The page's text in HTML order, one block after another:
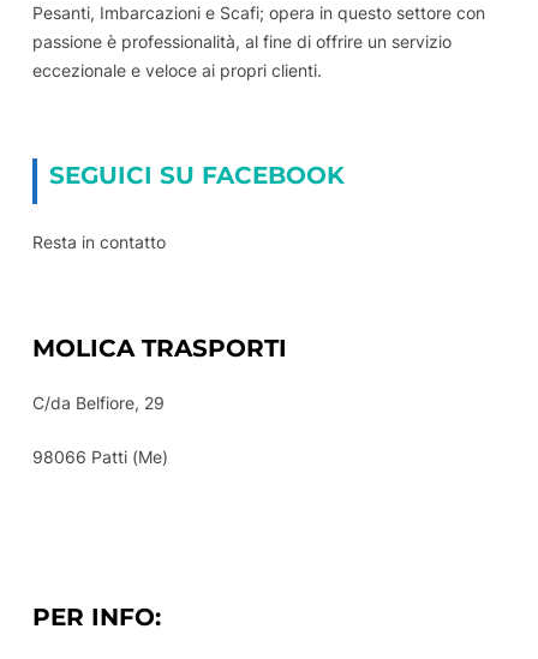
Pesanti, Imbarcazioni e Scafi; opera in questo settore con
passione è professionalità, al fine di offrire un servizio
eccezionale e veloce ai propri clienti.
SEGUICI SU FACEBOOK
Resta in contatto
MOLICA TRASPORTI
C/da Belfiore, 29
98066 Patti (Me)
PER INFO: